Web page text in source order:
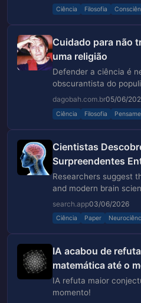
Ciência Filosofia
Cuidado para não
uma religião
Defender a ciência é
obscurantista do
significa, porém,
pansofia, nem achar
algum papel acima dos
dagobah.com.br05/06/
Ciência Filosofia
Cientistas
Surpreendentes
a Neurociência
Researchers suggest
and modern brain
same mental
search.app03/06/2026
Ciência Paper
IA acabou de
matemática até o
IA refuta maior
momento!